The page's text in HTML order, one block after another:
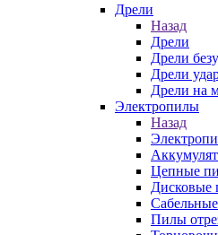
Дрели
Назад
Дрели
Дрели
Дрели
Дрели на
Электропилы
Назад
Цепные
Дисковые
Пилы